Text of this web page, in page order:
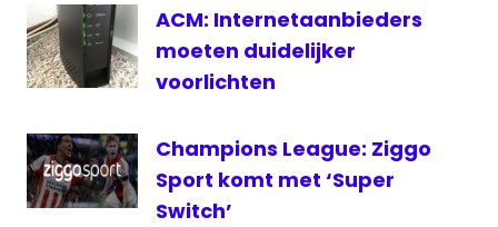
ACM: Internetaanbieders
moeten duidelijker
voorlichten
Champions League: Ziggo
Sport komt met ‘Super
Switch’